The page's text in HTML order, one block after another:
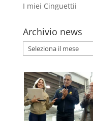
I miei Cinguettii
Archivio news
Archivio
news